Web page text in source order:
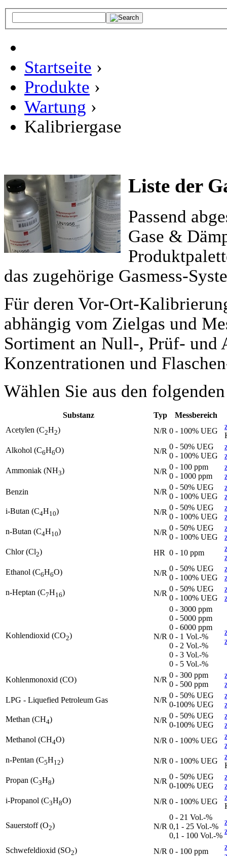
Startseite ›
Produkte ›
Wartung ›
Kalibriergase
Liste der
Passend
Gase &
das zugehörige Gasmess-
Für deren Vor-Ort-
abhängig vom Zielgas und
Sortiment an Null-, Prüf- und
Konzentrationen und
Wählen Sie aus den
Substanz Typ
Messbereich
Acetylen (C2H2) N/R 0 - 100% UEG
Alkohol (C6H6O) N/R
0 - 50% UEG
0 - 100% UEG
Ammoniak (NH3) N/R
0 - 100 ppm
0 - 1000 ppm
Benzin
N/R
0 - 50% UEG
0 - 100% UEG
i-Butan (C4H10) N/R
0 - 50% UEG
0 - 100% UEG
n-Butan (C4H10) N/R
0 - 50% UEG
0 - 100% UEG
Chlor (Cl2) HR 0 - 10 ppm
Ethanol (C6H6O) N/R
0 - 50% UEG
0 - 100% UEG
n-Heptan (C7H16) N/R
0 - 50% UEG
0 - 100% UEG
Kohlendioxid (CO2) N/R
0 - 3000 ppm
0 - 5000 ppm
0 - 6000 ppm
0 - 1 Vol.-%
0 - 2 Vol.-%
0 - 3 Vol.-%
0 - 5 Vol.-%
Kohlenmonoxid (CO) N/R
0 - 300 ppm
0 - 500 ppm
LPG - Liquefied Petroleum Gas
N/R
0 - 50% UEG
0-100% UEG
Methan (CH4) N/R
0 - 50% UEG
0-100% UEG
Methanol (CH4O) N/R 0 - 100% UEG
n-Pentan (C5H12) N/R 0 - 100% UEG
Propan (C3H8) N/R
0 - 50% UEG
0-100% UEG
i-Propanol (C3H8O) N/R 0 - 100% UEG
Sauerstoff (O2) N/R
0 - 21 Vol.-%
0,1 - 25 Vol.-%
0,1 - 100 Vol.-%
Schwefeldioxid (SO2) N/R 0 - 100 ppm